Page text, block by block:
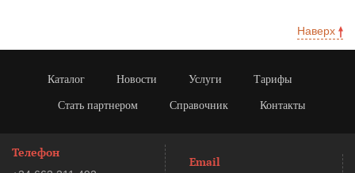
Наверх
Каталог Новости Услуги Тарифы
Стать партнером Справочник Контакты
Телефон
Email